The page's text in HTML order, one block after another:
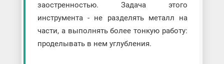
заостренностью. Задача этого
инструмента - не разделять металл на
части, а выполнять более тонкую работу:
проделывать в нем углубления.